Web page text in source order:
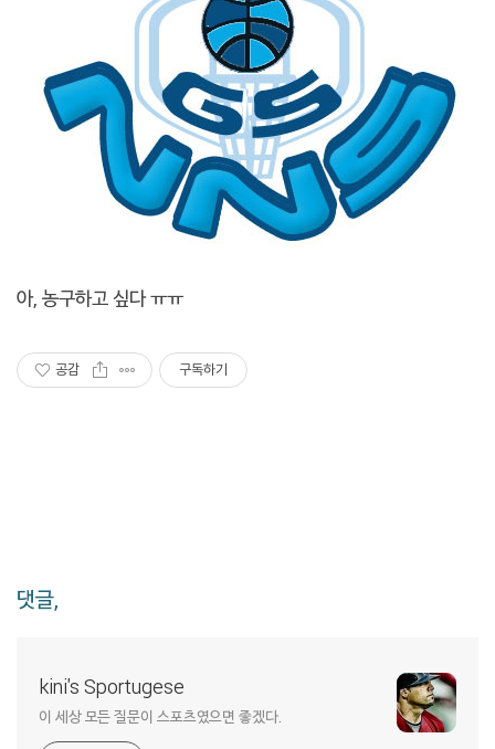
아, 농구하고 싶다 ㅠㅠ
공감 구독하기
댓글,
kini's Sportugese
이 세상 모든 질문이 스포츠였으면 좋겠다.